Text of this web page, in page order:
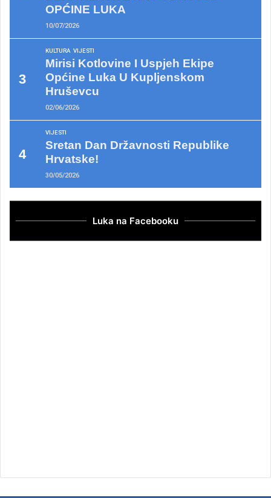
OPĆINE LUKA
10/07/2026
KULTURA VIJESTI
Mirisi Kotlovine I Uspjeh Ekipe
Općine Luka U Kupljenskom
Hruševcu
02/06/2026
VIJESTI
Sretan Dan Državnosti Republike
Hrvatske!
30/05/2026
Luka na Facebooku